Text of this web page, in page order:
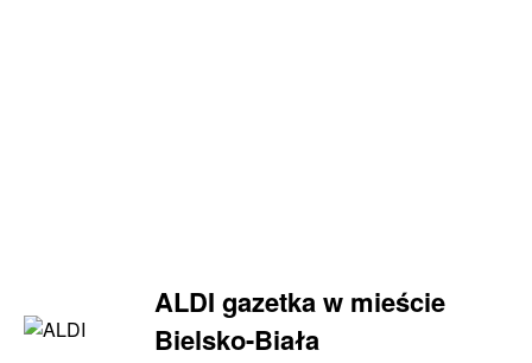
ALDI gazetka w mieście
Bielsko-Biała